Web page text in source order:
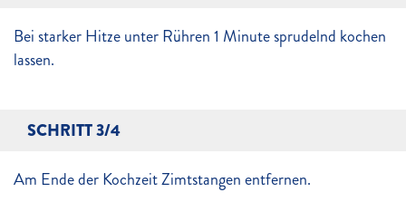
Bei starker Hitze unter Rühren 1 Minute sprudelnd kochen
lassen.
SCHRITT 3/4
Am Ende der Kochzeit Zimtstangen entfernen.